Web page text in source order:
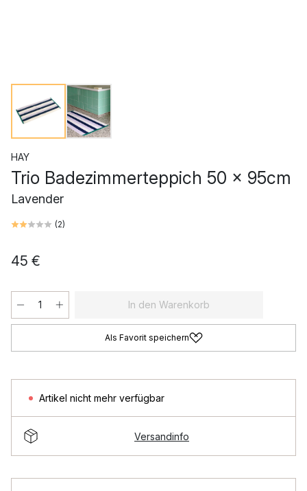
HAY
Trio Badezimmerteppich 50 x 95cm
Lavender
(2)
45 €
In den Warenkorb
Als Favorit speichern
Artikel nicht mehr verfügbar
Versandinfo